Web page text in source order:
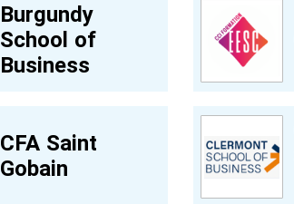
Burgundy
School of
Business
CFA Saint
Gobain